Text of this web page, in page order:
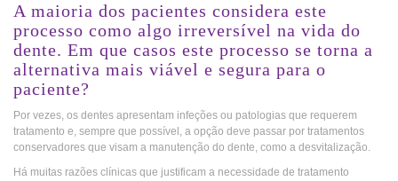
A maioria dos pacientes considera este
processo como algo irreversível na vida do
dente. Em que casos este processo se torna a
alternativa mais viável e segura para o
paciente?
Por vezes, os dentes apresentam infeções ou patologias que requerem
tratamento e, sempre que possível, a opção deve passar por tratamentos
conservadores que visam a manutenção do dente, como a desvitalização.
Há muitas razões clínicas que justificam a necessidade de tratamento